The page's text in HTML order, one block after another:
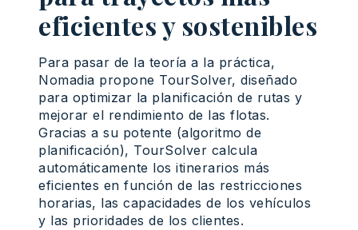
eficientes y sostenibles
Para pasar de la teoría a la práctica,
Nomadia propone TourSolver, diseñado
para optimizar la planificación de rutas y
mejorar el rendimiento de las flotas.
Gracias a su potente (algoritmo de
planificación), TourSolver calcula
automáticamente los itinerarios más
eficientes en función de las restricciones
horarias, las capacidades de los vehículos
y las prioridades de los clientes.